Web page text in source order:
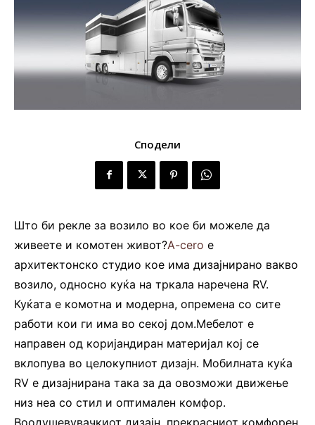
Сподели
Што би рекле за возило во кое би можеле да
живеете и комотен живот?A-cero е
архитектонско студио кое има дизајнирано вакво
возило, односно куќа на тркала наречена RV.
Куќата е комотна и модерна, опремена со сите
работи кои ги има во секој дом.Мебелот е
направен од коријандиран материјал кој се
вклопува во целокупниот дизајн. Мобилната куќа
RV е дизајнирана така за да овозможи движење
низ неа со стил и оптимален комфор.
Воодушевувачкиот дизајн, прекрасниот комфорен